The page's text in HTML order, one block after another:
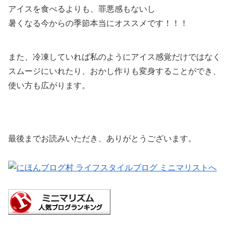
アイスを食べるよりも、罪悪感もないし
暑くなる今からの季節本当にオススメです！！！
また、冷凍していれば私のようにアイス感覚だけではなく
スムージにいれたり、おかし作りも変身することができ、
使い方も広がります。
最後までお読みいただき、ありがとうございます。